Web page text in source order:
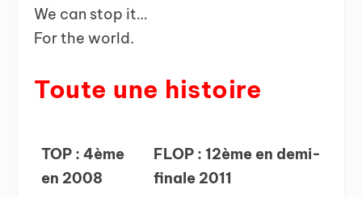
We can stop it…
For the world.
Toute une histoire
TOP : 4ème
en 2008
FLOP : 12ème en demi-
finale 2011